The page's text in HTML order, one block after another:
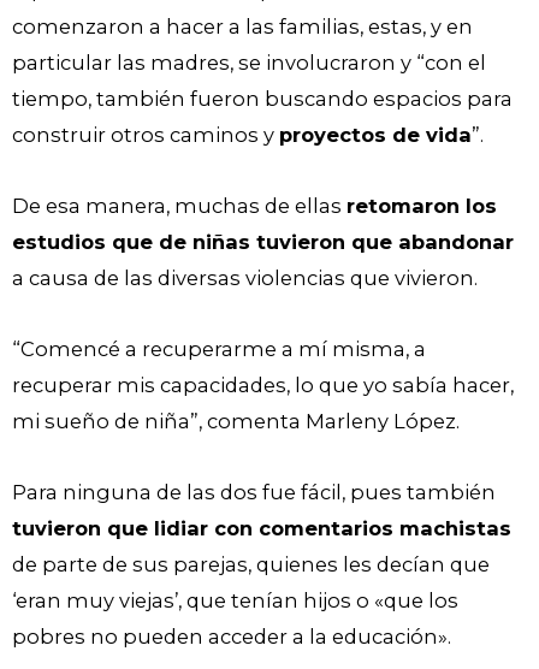
comenzaron a hacer a las familias, estas, y en
particular las madres, se involucraron y “con el
tiempo, también fueron buscando espacios para
construir otros caminos y proyectos de vida”.
De esa manera, muchas de ellas retomaron los
estudios que de niñas tuvieron que abandonar
a causa de las diversas violencias que vivieron.
“Comencé a recuperarme a mí misma, a
recuperar mis capacidades, lo que yo sabía hacer,
mi sueño de niña”, comenta Marleny López.
Para ninguna de las dos fue fácil, pues también
tuvieron que lidiar con comentarios machistas
de parte de sus parejas, quienes les decían que
‘eran muy viejas’, que tenían hijos o «que los
pobres no pueden acceder a la educación».